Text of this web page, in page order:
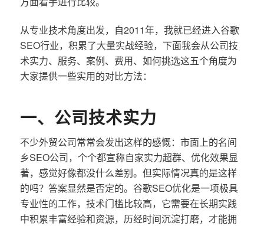
从专业技术角度出发，自2011年，我就已经进入谷歌
SEO行业，积累了大量实战经验，下面我会从公司技
术实力、服务、案例、费用、如何挑选这五个角度为
大家提供一些实用的对比方法：
一、公司技术实力
不少外贸公司常常会发出这样的感慨：市面上的名间
乡SEO公司，个个都宣称自家实力超群、优化效果显
著，感觉好像都没什么差别。但实际情况真的是这样
的吗？答案显然是否定的。谷歌SEO优化是一项极具
专业性的工作，技术门槛比较高，它需要在长期实践
中积累丰富经验和资源，历经时间沉淀打磨，才能拥